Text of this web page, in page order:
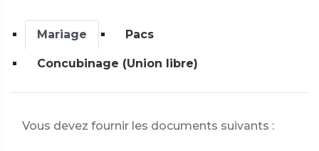
Mariage Pacs
Concubinage (Union libre)
Vous devez fournir les documents suivants :